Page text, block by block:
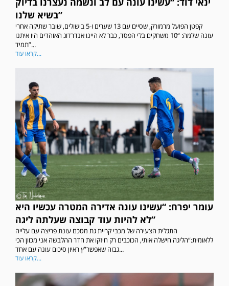
בשיא שלנו”
קפטן הפועל מרמורק, שסיים עם 13 שערים ו-5 בישולים, שובר שתיקה אחרי
עונה שלמה: “10 משחקים בלי הפסד, כבר לא היינו אנדרדוג האוהדים היו איתנו
תמיד”...
קראו עוד...
עומר יפרח: “עשינו עונה אדירה המטרה עכשיו היא
לא להיות עוד קבוצה שעלתה ליגה”
התגלית הצעירה של מכבי קריית גת מסכם עונת פריצה עם עלייה
ללאומית:“הליגה חישלה אותי, הכוכבים רק חיזקו את חדר ההלבשה אני מכוון הכי
גבוה שאפשר”ץ ראיון סיכום עונה עם אחד...
קראו עוד...